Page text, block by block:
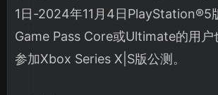
1日-2024年11月4日PlayStation®5
Game Pass Core或Ultimate的用户
参加Xbox Series X|S版公测。